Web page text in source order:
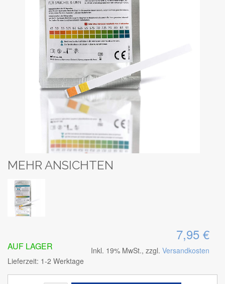
MEHR ANSICHTEN
7,95 €
Inkl. 19% MwSt., zzgl. Versandkosten
AUF LAGER
Lieferzeit: 1-2 Werktage